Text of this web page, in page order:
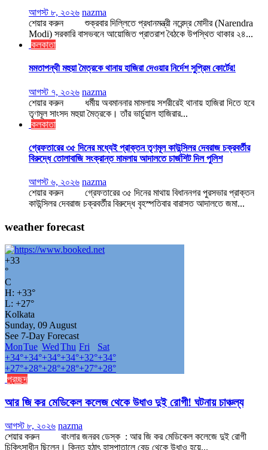
আগস্ট ৮, ২০২৬ nazma
শেয়ার করুন শুক্রবার দিল্লিতে প্রধানমন্ত্রী নরেন্দ্র মোদীর (Narendra
Modi) সরকারি বাসভবনে আয়োজিত প্রাতরাশ বৈঠকে উপস্থিত থাকার ২৪...
কলকাতা
মমতাপন্থী মহুয়া মৈত্রকে থানায় হাজিরা দেওয়ার নির্দেশ সুপ্রিম কোর্টের!
আগস্ট ৭, ২০২৬ nazma
শেয়ার করুন ধর্মীয় অবমাননার মামলায় সশরীরেই থানায় হাজিরা দিতে হবে
তৃণমূল সাংসদ মহুয়া মৈত্রকে। তাঁর ভার্চুয়াল হাজিরার...
কলকাতা
গ্রেফতারের ৩৫ দিনের মধ্যেই প্রাক্তন তৃণমূল কাউন্সিলর দেবরাজ চক্রবর্তীর
বিরুদ্ধে তোলাবাজি সংক্রান্ত মামলায় আদালতে চার্জশিট দিল পুলিশ
আগস্ট ৬, ২০২৬ nazma
শেয়ার করুন গ্রেফতারের ৩৫ দিনের মাথায় বিধাননগর পুরসভার প্রাক্তন
কাউন্সিলর দেবরাজ চক্রবর্তীর বিরুদ্ধে বৃহস্পতিবার বারাসত আদালতে জমা...
weather forecast
+33
°
C
H: +33°
L: +27°
Kolkata
Sunday, 09 August
See 7-Day Forecast
MonTue WedThu Fri
Sat
+34°+34°+34°+34°+32°+34°
+27°+28°+28°+28°+27°+28°
প্রচ্ছদ
আর জি কর মেডিকেল কলেজ থেকে উধাও দুই রোগী! ঘটনায় চাঞ্চল্য
আগস্ট ৮, ২০২৬ nazma
শেয়ার করুন বাংলার জনরব ডেস্ক : আর জি কর মেডিকেল কলেজে দুই রোগী
চিকিৎসাধীন ছিলেন। কিন্তু হঠাৎ হাসপাতালে বেড থেকে উধাও হয়ে...